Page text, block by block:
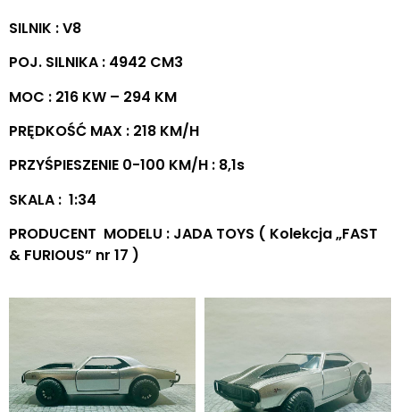
SILNIK : V8
POJ. SILNIKA : 4942 CM3
MOC : 216 KW – 294 KM
PRĘDKOŚĆ MAX : 218 KM/H
PRZYŚPIESZENIE 0-100 KM/H : 8,1s
SKALA : 1:34
PRODUCENT MODELU : JADA TOYS ( Kolekcja „FAST
& FURIOUS” nr 17 )